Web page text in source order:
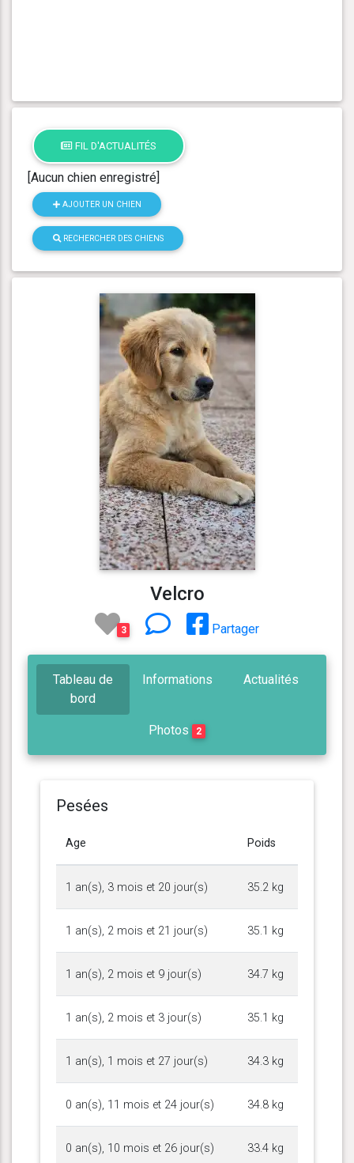
FIL D'ACTUALITÉS
[Aucun chien enregistré]
AJOUTER UN CHIEN
RECHERCHER DES CHIENS
Velcro
3 Partager
Tableau de
bord
Informations Actualités
Photos 2
Pesées
Age Poids
1 an(s), 3 mois et 20 jour(s) 35.2 kg
1 an(s), 2 mois et 21 jour(s) 35.1 kg
1 an(s), 2 mois et 9 jour(s) 34.7 kg
1 an(s), 2 mois et 3 jour(s) 35.1 kg
1 an(s), 1 mois et 27 jour(s) 34.3 kg
0 an(s), 11 mois et 24 jour(s) 34.8 kg
0 an(s), 10 mois et 26 jour(s) 33.4 kg